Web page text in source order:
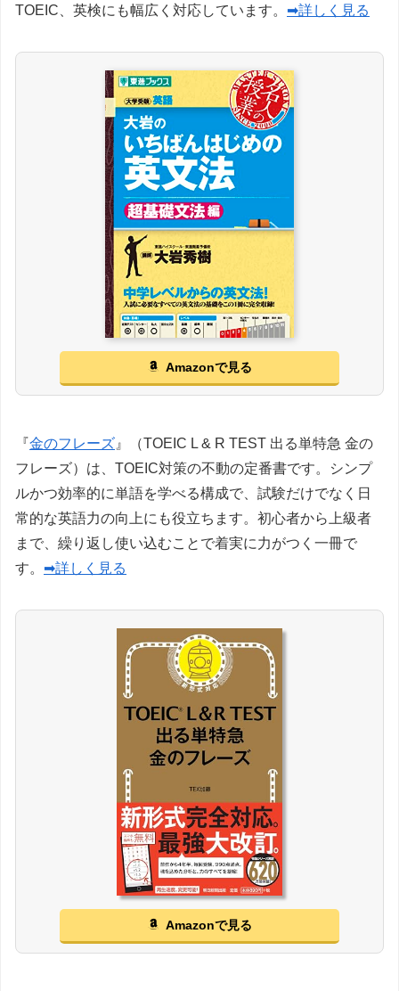
TOEIC、英検にも幅広く対応しています。 ➡詳しく見る
Amazonで見る
『金のフレーズ 』（TOEIC L & R TEST 出る単特急 金の
フレーズ）は、TOEIC対策の不動の定番書です。シンプ
ルかつ効率的に単語を学べる構成で、試験だけでなく日
常的な英語力の向上にも役立ちます。初心者から上級者
まで、繰り返し使い込むことで着実に力がつく一冊で
す。 ➡詳しく見る
Amazonで見る